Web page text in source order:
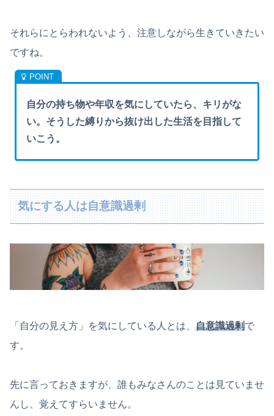
それらにとらわれないよう、注意しながら生きていきたい
ですね。
自分の持ち物や年収を気にしていたら、キリがな
い。そうした縛りから抜け出した生活を目指して
いこう。
気にする人は自意識過剰
「自分の見え方」を気にしている人とは、 自意識過剰で
す。
先に言っておきますが、誰もみなさんのことは見ていませ
んし、覚えてすらいません。